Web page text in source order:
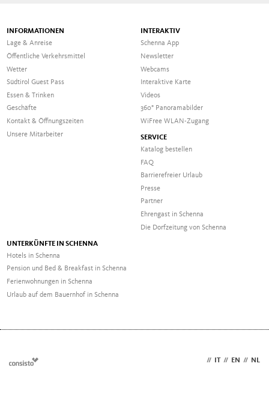
INFORMATIONEN
Lage & Anreise
Öffentliche Verkehrsmittel
Wetter
Südtirol Guest Pass
Essen & Trinken
Geschäfte
Kontakt & Öffnungszeiten
Unsere Mitarbeiter
INTERAKTIV
Schenna App
Newsletter
Webcams
Interaktive Karte
Videos
360° Panoramabilder
WiFree WLAN-Zugang
SERVICE
Katalog bestellen
FAQ
Barrierefreier Urlaub
Presse
Partner
Ehrengast in Schenna
Die Dorfzeitung von Schenna
UNTERKÜNFTE IN SCHENNA
Hotels in Schenna
Pension und Bed & Breakfast in Schenna
Ferienwohnungen in Schenna
Urlaub auf dem Bauernhof in Schenna
// IT // EN // NL